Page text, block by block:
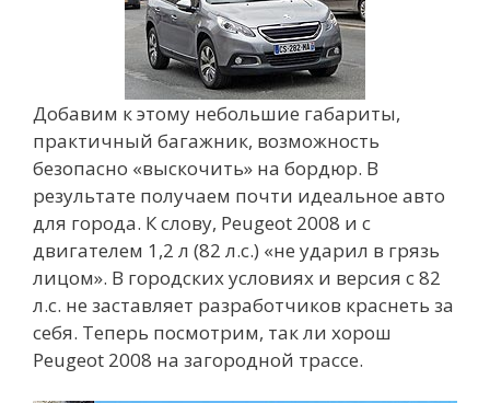
Добавим к этому небольшие габариты,
практичный багажник, возможность
безопасно «выскочить» на бордюр. В
результате получаем почти идеальное авто
для города. К слову, Peugeot 2008 и с
двигателем 1,2 л (82 л.с.) «не ударил в грязь
лицом». В городских условиях и версия с 82
л.с. не заставляет разработчиков краснеть за
себя. Теперь посмотрим, так ли хорош
Peugeot 2008 на загородной трассе.